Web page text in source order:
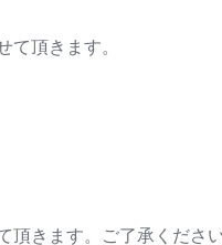
て頂きます。
頂きます。ご了承くださ